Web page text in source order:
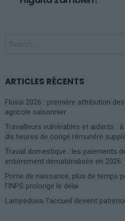
ARTICLES RÉCENTS
Flussi 2026 : première attribution
agricole saisonnier
Travailleurs vulnérables et aidants :
dix heures de congé rémunéré
Travail domestique : les paiements
entièrement dématérialisés en 2026
Prime de naissance, plus de temps
l’INPS prolonge le délai
Lampedusa, l’accueil devient